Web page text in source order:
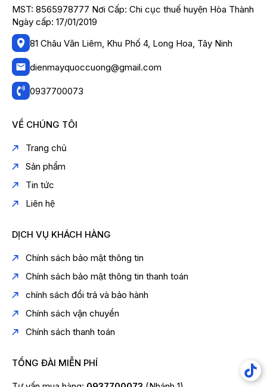
MST: 8565978777 Nơi Cấp: Chi cục thuế huyện Hòa Thành
Ngày cấp: 17/01/2019
81 Châu Văn Liêm, Khu Phố 4, Long Hoa, Tây Ninh
dienmayquoccuong@gmail.com
0937700073
VỀ CHÚNG TÔI
Trang chủ
Sản phẩm
Tin tức
Liên hệ
DỊCH VỤ KHÁCH HÀNG
Chính sách bảo mật thông tin
Chính sách bảo mật thông tin thanh toán
chính sách đổi trả và bảo hành
Chính sách vận chuyển
Chính sách thanh toán
TỔNG ĐÀI MIỄN PHÍ